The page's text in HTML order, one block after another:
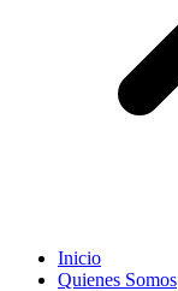
Inicio
Quienes Somos